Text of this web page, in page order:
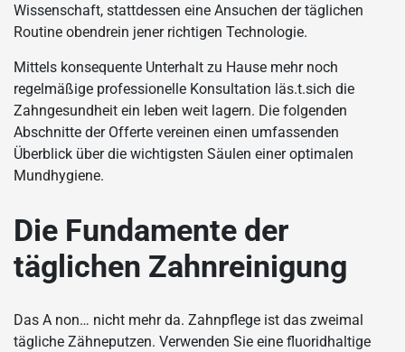
Wissenschaft, stattdessen eine Ansuchen der täglichen
Routine obendrein jener richtigen Technologie.
Mittels konsequente Unterhalt zu Hause mehr noch
regelmäßige professionelle Konsultation läs.t.sich die
Zahngesundheit ein leben weit lagern. Die folgenden
Abschnitte der Offerte vereinen einen umfassenden
Überblick über die wichtigsten Säulen einer optimalen
Mundhygiene.
Die Fundamente der
täglichen Zahnreinigung
Das A non… nicht mehr da. Zahnpflege ist das zweimal
tägliche Zähneputzen. Verwenden Sie eine fluoridhaltige